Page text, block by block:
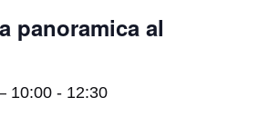
panoramica al
10:00 - 12:30